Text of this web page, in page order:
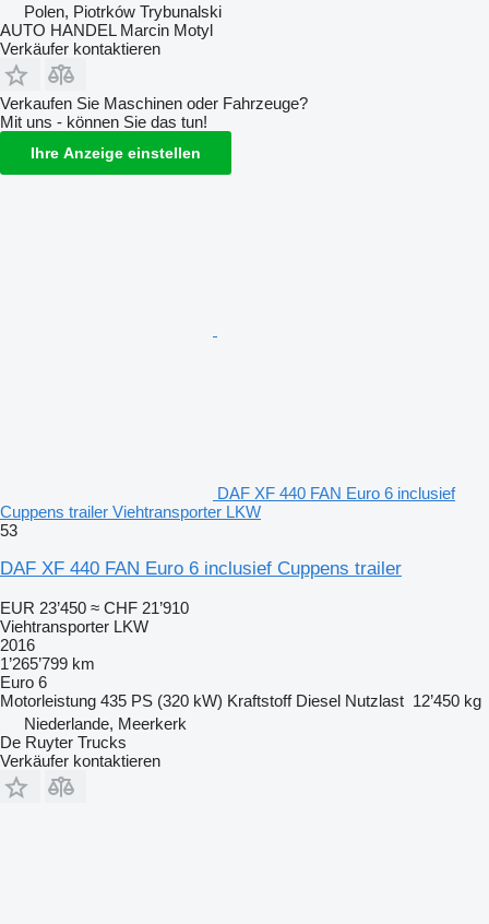
Polen, Piotrków Trybunalski
AUTO HANDEL Marcin Motyl
Verkäufer kontaktieren
Verkaufen Sie Maschinen oder Fahrzeuge?
Mit uns - können Sie das tun!
Ihre Anzeige einstellen
DAF XF 440 FAN Euro 6 inclusief
Cuppens trailer Viehtransporter LKW
53
DAF XF 440 FAN Euro 6 inclusief Cuppens trailer
EUR 23’450 ≈ CHF 21’910
Viehtransporter LKW
2016
1’265’799 km
Euro 6
Motorleistung 435 PS (320 kW) Kraftstoff Diesel Nutzlast 12’450 kg
Niederlande, Meerkerk
De Ruyter Trucks
Verkäufer kontaktieren